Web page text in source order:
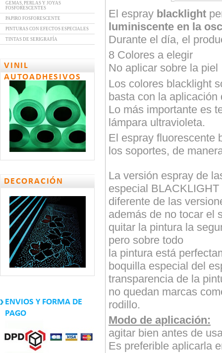
GEMAS, PERLAS Y JOYAS
FOSFORESCENTES
PAPIRO FOSFORESCENTE
PINTURAS CON EFECTOS ESPECIALES
TINTAS DE SERIGRAFÍA
VINIL
AUTOADHESIVOS
DECORACIÓN
ENVIOS Y FORMA DE
PAGO
El espray blacklight
luminiscente en la
Durante el día, el
8 Colores a elegir
No aplicar sobre la piel
Los colores blacklight
basta con la aplicación
Lo más importante es
lámpara ultravioleta.
El espray fluorescente
los soportes, de
La versión espray de
especial
diferente de las
además de no tocar el
quitar la pintura la
pero sobre todo
la pintura está
boquilla especial del
transparencia de la
no quedan marcas
rodillo.
Modo de aplicación:
agitar bien antes de
Es preferible aplicarla